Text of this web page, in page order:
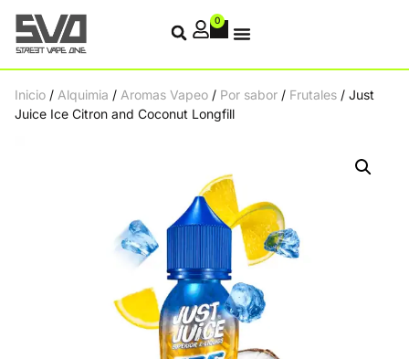
0
Inicio / Alquimia / Aromas Vapeo / Por sabor / Frutales / Just
Juice Ice Citron and Coconut Longfill